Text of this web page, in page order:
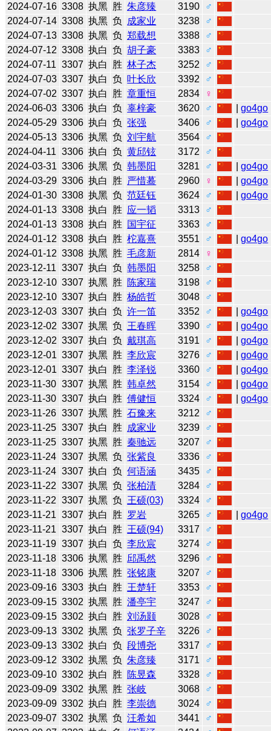
2024-07-16 3308 执黑 胜 朱彦臻 3190
♂
2024-07-14 3308 执黑 负 成家业 3238
♂
2024-07-13 3308 执黑 负 郑载想 3388
♂
2024-07-12 3308 执白 负 胡子豪 3383
♂
2024-07-11 3307 执白 胜 林子杰 3252
♂
2024-07-03 3307 执白 负 叶长欣 3392
♂
2024-07-02 3307 执白 胜 章重恒 2834
♀
2024-06-03 3306 执白 负 辜梓豪 3620 ♂ |go4go
2024-05-29 3306 执白 负 张强 3406 ♂ |go4go
2024-05-13 3306 执黑 负 刘宇航 3564
♂
2024-04-11 3306 执白 负 黄邱铉 3172
♂
2024-03-31 3306 执黑 负 韩墨阳 3281 ♂ |go4go
2024-03-29 3306 执白 胜 严惜蓦 2960 ♀ |go4go
2024-01-30 3308 执黑 负 范廷钰 3624 ♂ |go4go
2024-01-13 3308 执白 胜 应一韬 3313
♂
2024-01-13 3308 执白 胜 国宇征 3363
♂
2024-01-12 3308 执白 胜 柁嘉熹 3551 ♂ |go4go
2024-01-12 3308 执黑 胜 毛彦新 2814
♀
2023-12-11 3307 执白 负 韩墨阳 3258
♂
2023-12-10 3307 执黑 胜 陈家瑞 3198
♂
2023-12-10 3307 执白 胜 杨皓哲 3048
♂
2023-12-03 3307 执白 负 许一笛 3352 ♂ |go4go
2023-12-02 3307 执黑 负 王春晖 3390 ♂ |go4go
2023-12-02 3307 执白 负 戴琪高 3191 ♂ |go4go
2023-12-01 3307 执黑 胜 李欣宸 3276 ♂ |go4go
2023-12-01 3307 执白 胜 李泽锐 3360 ♂ |go4go
2023-11-30 3307 执黑 胜 韩卓然 3154 ♂ |go4go
2023-11-30 3307 执白 胜 傅健恒 3324 ♂ |go4go
2023-11-26 3307 执黑 胜 石豫来 3212
♂
2023-11-25 3307 执白 胜 成家业 3239
♂
2023-11-25 3307 执黑 胜 秦驰远 3207
♂
2023-11-24 3307 执黑 负 张紫良 3336
♂
2023-11-24 3307 执白 负 何语涵 3435
♂
2023-11-22 3307 执黑 负 张柏清 3284
♂
2023-11-22 3307 执黑 负 王硕(03) 3324
♂
2023-11-21 3307 执白 胜 罗岩 3265 ♂ |go4go
2023-11-21 3307 执白 胜 王硕(94) 3317
♂
2023-11-19 3307 执白 负 李欣宸 3274
♂
2023-11-18 3306 执黑 胜 邱禹然 3296
♂
2023-11-18 3306 执黑 胜 张铭康 3207
♂
2023-09-16 3303 执白 胜 王楚轩 3353
♂
2023-09-15 3302 执黑 胜 潘亭宇 3247
♂
2023-09-15 3302 执白 胜 刘汤颢 3028
♂
2023-09-13 3302 执黑 负 张罗子辛 3226
♂
2023-09-13 3302 执白 负 段博尧 3317
♂
2023-09-12 3302 执黑 负 朱彦臻 3171
♂
2023-09-10 3302 执白 胜 陈昱森 3328
♂
2023-09-09 3302 执黑 胜 张岐 3068
♂
2023-09-09 3302 执白 胜 李崇德 3024
♂
2023-09-07 3302 执黑 负 汪希如 3441
♂